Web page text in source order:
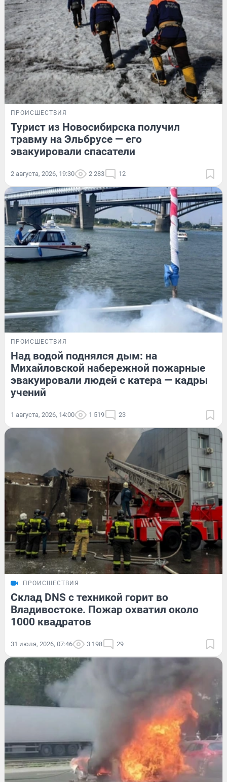
ПРОИСШЕСТВИЯ
Турист из Новосибирска получил
травму на Эльбрусе — его
эвакуировали спасатели
2 августа, 2026, 19:30 2 283 12
ПРОИСШЕСТВИЯ
Над водой поднялся дым: на
Михайловской набережной пожарные
эвакуировали людей с катера — кадры
учений
1 августа, 2026, 14:00 1 519 23
ПРОИСШЕСТВИЯ
Склад DNS с техникой горит во
Владивостоке. Пожар охватил около
1000 квадратов
31 июля, 2026, 07:46 3 198 29